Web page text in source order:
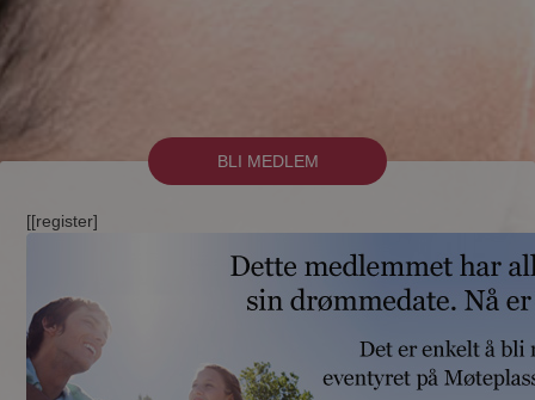
BLI MEDLEM
[[register]